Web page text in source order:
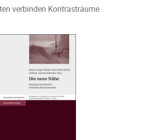
verbinden Kontrasträume